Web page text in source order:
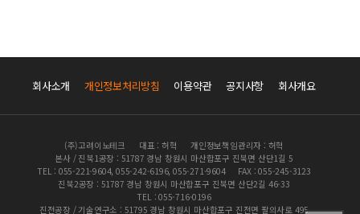
회사소개 개인정보처리방침 이용약관 공지사항 회사개요
(주)고려이노테크 대표 : 허혁
개인정보책임관리자 : 허혁
본사 / 진북1공장 : 51787 경남 창원시 마산합포구 진북면 산단1길 5
TEL : 055-221-9604, 055-242-6196, 055-271-9604
FAX : 055-245-3123
진북2공장 : 51787 경남 창원시 마산합포구 진북면 산단2길 46-33
TEL : 055-716-0196
진전공장 / 기술연구소 : 51795 경남 창원시 마산합포구 진전면 팔의사로 495